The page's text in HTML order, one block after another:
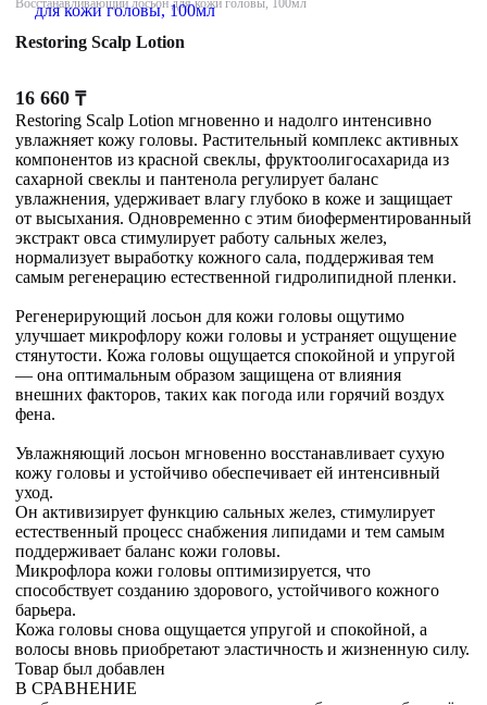
Восстанавливающий лосьон для кожи головы, 100мл
Restoring Scalp Lotion
16 660 ₸
Restoring Scalp Lotion мгновенно и надолго интенсивно
увлажняет кожу головы. Растительный комплекс активных
компонентов из красной свеклы, фруктоолигосахарида из
сахарной свеклы и пантенола регулирует баланс
увлажнения, удерживает влагу глубоко в коже и защищает
от высыхания. Одновременно с этим биоферментированный
экстракт овса стимулирует работу сальных желез,
нормализует выработку кожного сала, поддерживая тем
самым регенерацию естественной гидролипидной пленки.
Регенерирующий лосьон для кожи головы ощутимо
улучшает микрофлору кожи головы и устраняет ощущение
стянутости. Кожа головы ощущается спокойной и упругой
— она оптимальным образом защищена от влияния
внешних факторов, таких как погода или горячий воздух
фена.
Увлажняющий лосьон мгновенно восстанавливает сухую
кожу головы и устойчиво обеспечивает ей интенсивный
уход.
Он активизирует функцию сальных желез, стимулирует
естественный процесс снабжения липидами и тем самым
поддерживает баланс кожи головы.
Микрофлора кожи головы оптимизируется, что
способствует созданию здорового, устойчивого кожного
барьера.
Кожа головы снова ощущается упругой и спокойной, а
волосы вновь приобретают эластичность и жизненную силу.
Товар был добавлен
В СРАВНЕНИЕ